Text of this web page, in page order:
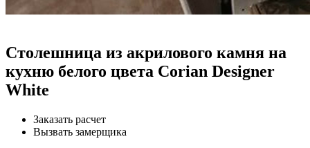
Столешница из акрилового камня на
кухню белого цвета Corian Designer
White
Заказать расчет
Вызвать замерщика